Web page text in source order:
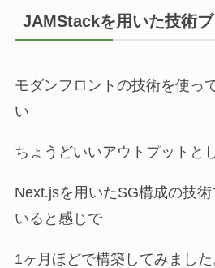
JAMStackを用いた技術
モダンフロントの技術を使っ
い
ちょうどいいアウトプットと
Next.jsを用いたSG構成の技
いると感じで
1ヶ月ほどで構築してみました